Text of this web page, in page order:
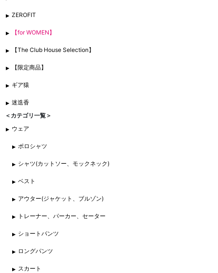
ZEROFIT
【for WOMEN】
【The Club House Selection】
【限定商品】
ギア猿
迷迭香
＜カテゴリ一覧＞
ウェア
ポロシャツ
シャツ(カットソー、モックネック)
ベスト
アウター(ジャケット、ブルゾン)
トレーナー、パーカー、セーター
ショートパンツ
ロングパンツ
スカート